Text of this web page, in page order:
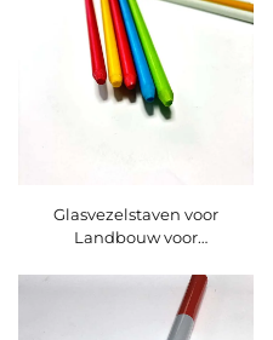
Glasvezelstaven voor
Landbouw voor
Zaailingsteunen